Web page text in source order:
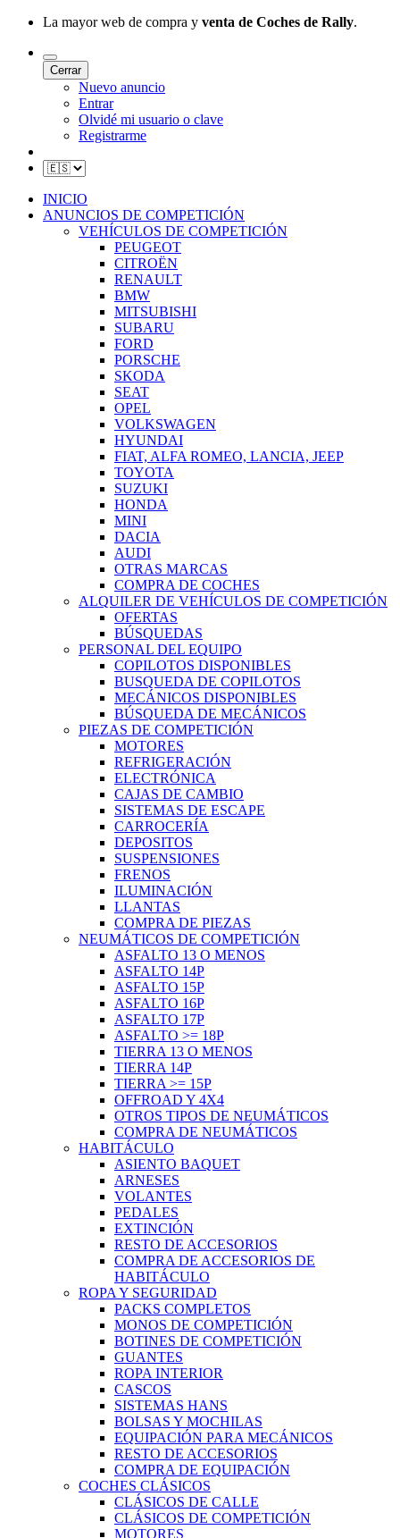
La mayor web de compra y venta de Coches de Rally.
Cerrar
Nuevo anuncio
Entrar
Olvidé mi usuario o clave
Registrarme
INICIO
ANUNCIOS DE COMPETICIÓN
VEHÍCULOS DE COMPETICIÓN
PEUGEOT
CITROËN
RENAULT
BMW
MITSUBISHI
SUBARU
FORD
PORSCHE
SKODA
SEAT
OPEL
VOLKSWAGEN
HYUNDAI
FIAT, ALFA ROMEO, LANCIA, JEEP
TOYOTA
SUZUKI
HONDA
MINI
DACIA
AUDI
OTRAS MARCAS
COMPRA DE COCHES
ALQUILER DE VEHÍCULOS DE COMPETICIÓN
OFERTAS
BÚSQUEDAS
PERSONAL DEL EQUIPO
COPILOTOS DISPONIBLES
BUSQUEDA DE COPILOTOS
MECÁNICOS DISPONIBLES
BÚSQUEDA DE MECÁNICOS
PIEZAS DE COMPETICIÓN
MOTORES
REFRIGERACIÓN
ELECTRÓNICA
CAJAS DE CAMBIO
SISTEMAS DE ESCAPE
CARROCERÍA
DEPOSITOS
SUSPENSIONES
FRENOS
ILUMINACIÓN
LLANTAS
COMPRA DE PIEZAS
NEUMÁTICOS DE COMPETICIÓN
ASFALTO 13 O MENOS
ASFALTO 14P
ASFALTO 15P
ASFALTO 16P
ASFALTO 17P
ASFALTO >= 18P
TIERRA 13 O MENOS
TIERRA 14P
TIERRA >= 15P
OFFROAD Y 4X4
OTROS TIPOS DE NEUMÁTICOS
COMPRA DE NEUMÁTICOS
HABITÁCULO
ASIENTO BAQUET
ARNESES
VOLANTES
PEDALES
EXTINCIÓN
RESTO DE ACCESORIOS
COMPRA DE ACCESORIOS DE
HABITÁCULO
ROPA Y SEGURIDAD
PACKS COMPLETOS
MONOS DE COMPETICIÓN
BOTINES DE COMPETICIÓN
GUANTES
ROPA INTERIOR
CASCOS
SISTEMAS HANS
BOLSAS Y MOCHILAS
EQUIPACIÓN PARA MECÁNICOS
RESTO DE ACCESORIOS
COMPRA DE EQUIPACIÓN
COCHES CLÁSICOS
CLÁSICOS DE CALLE
CLÁSICOS DE COMPETICIÓN
MOTORES